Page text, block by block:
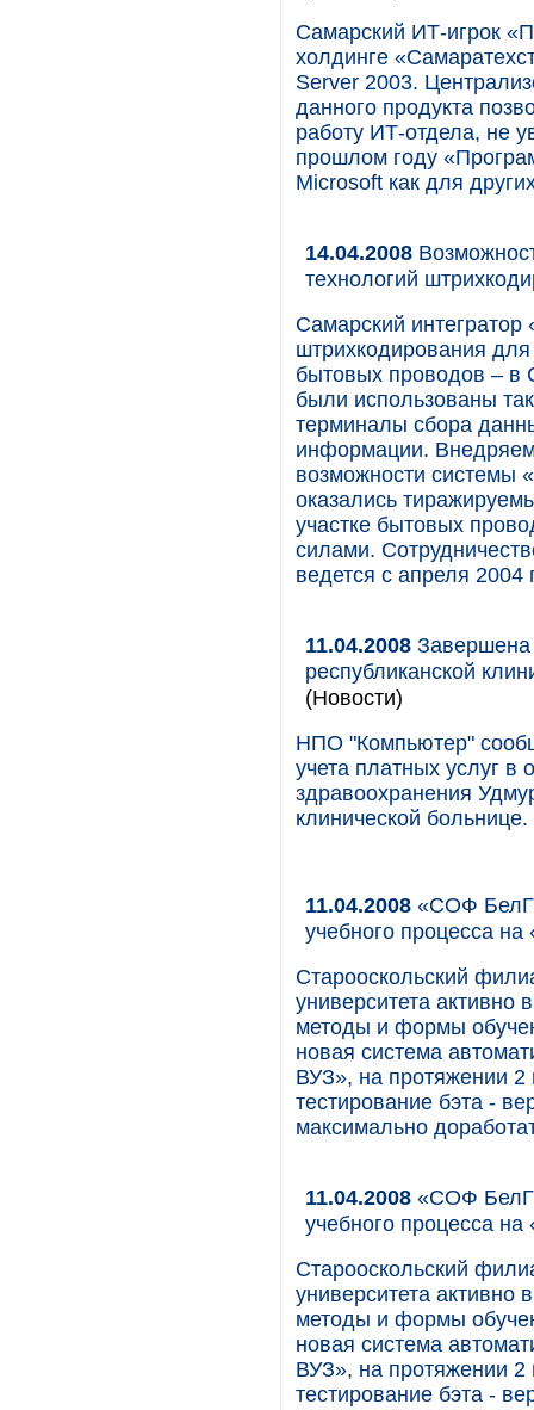
Самарский ИТ-игрок
холдинге
Server 2003.
данного продукта
работу ИТ-отдела, не
прошлом году
Microsoft как для
14.04.2008
технологий
Самарский
штрихкодирования
бытовых проводов – в
были использованы
терминалы сбора
информации.
возможности системы
оказались
участке бытовых
силами.
ведется с апреля 2004
11.04.2008 Завершена
республиканской
(Новости)
НПО "Компьютер"
учета платных услуг в
здравоохранения
клинической больнице.
11.04.2008 «СОФ
учебного процесса
Старооскольский
университета активно
методы и формы
новая система
ВУЗ», на протяжении 2
тестирование бэта -
максимально
11.04.2008 «СОФ
учебного процесса
Старооскольский
университета активно
методы и формы
новая система
ВУЗ», на протяжении 2
тестирование бэта -